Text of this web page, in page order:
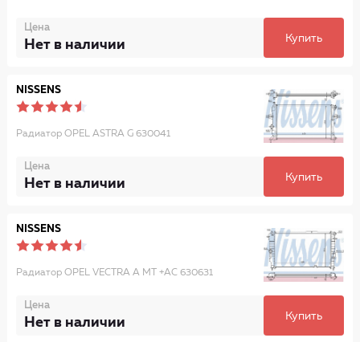
Цена
Нет в наличии Купить
NISSENS
Радиатор OPEL ASTRA G 630041
Цена
Нет в наличии Купить
NISSENS
Радиатор OPEL VECTRA A MT +AC 630631
Цена
Нет в наличии Купить